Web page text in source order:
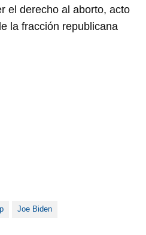
el derecho al aborto, acto
la fracción republicana
Joe Biden